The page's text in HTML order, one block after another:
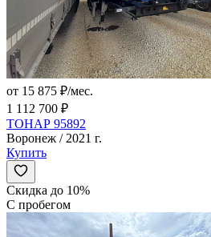
от 15 875 ₽/мес.
1 112 700 ₽
ТОНАР 95892
Воронеж / 2021 г.
Купить
Скидка до 10%
С пробегом